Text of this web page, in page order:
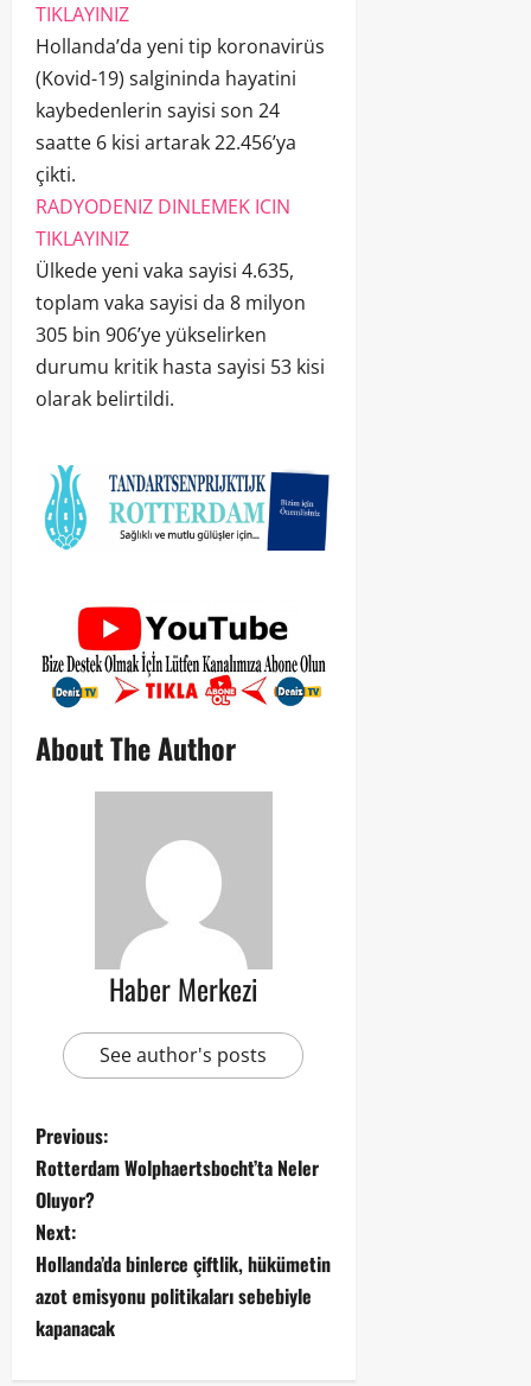
TIKLAYINIZ
Hollanda’da yeni tip koronavirüs
(Kovid-19) salgininda hayatini
kaybedenlerin sayisi son 24
saatte 6 kisi artarak 22.456’ya
çikti.
RADYODENIZ DINLEMEK ICIN
TIKLAYINIZ
Ülkede yeni vaka sayisi 4.635,
toplam vaka sayisi da 8 milyon
305 bin 906’ye yükselirken
durumu kritik hasta sayisi 53 kisi
olarak belirtildi.
About The Author
Haber Merkezi
See author's posts
Previous:
Rotterdam Wolphaertsbocht’ta Neler
Oluyor?
Next:
Hollanda’da binlerce çiftlik, hükümetin
azot emisyonu politikaları sebebiyle
kapanacak